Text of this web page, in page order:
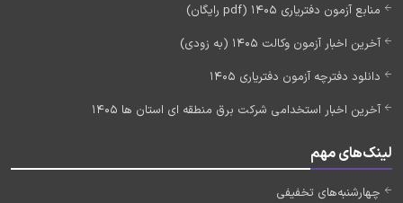
منابع آزمون دفتریاری 1405 (pdf رایگان)
آخرین اخبار آزمون وکالت 1405 (به زودی)
دانلود دفترچه آزمون دفتریاری 1405
آخرین اخبار استخدامی شرکت برق منطقه ای استان ها 1405
لینک‌های مهم
چهارشنبه‌های تخفیفی